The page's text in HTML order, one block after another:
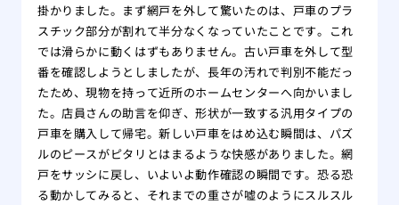
掛かりました。まず網戸を外して驚いたのは、戸車のプラ
スチック部分が割れて半分なくなっていたことです。これ
では滑らかに動くはずもありません。古い戸車を外して型
番を確認しようとしましたが、長年の汚れで判別不能だっ
たため、現物を持って近所のホームセンターへ向かいまし
た。店員さんの助言を仰ぎ、形状が一致する汎用タイプの
戸車を購入して帰宅。新しい戸車をはめ込む瞬間は、パズ
ルのピースがピタリとはまるような快感がありました。網
戸をサッシに戻し、いよいよ動作確認の瞬間です。恐る恐
る動かしてみると、それまでの重さが嘘のようにスルスル